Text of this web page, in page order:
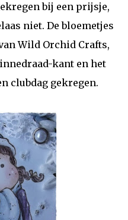
bij een prijsje,
niet. De bloemetjes
Wild Orchid Crafts,
kant en het
clubdag gekregen.